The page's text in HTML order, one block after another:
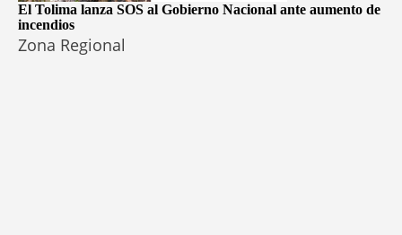
El Tolima lanza SOS al Gobierno Nacional ante aumento de
incendios
Zona Regional